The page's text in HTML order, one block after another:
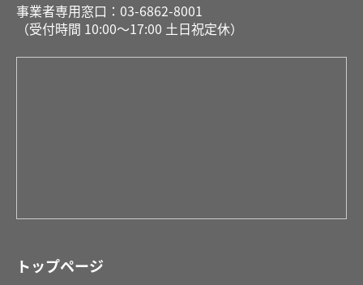
事業者専用窓口：03-6862-8001
（受付時間 10:00〜17:00 土日祝定休）
トップページ